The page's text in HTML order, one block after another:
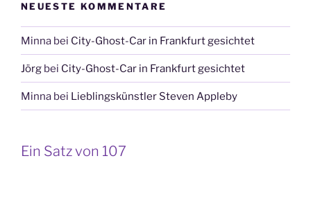
NEUESTE KOMMENTARE
Minna bei City-Ghost-Car in Frankfurt gesichtet
Jörg bei City-Ghost-Car in Frankfurt gesichtet
Minna bei Lieblingskünstler Steven Appleby
Ein Satz von 107